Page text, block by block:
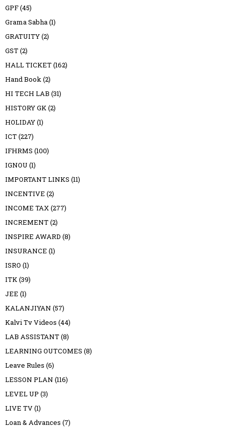
GPF(45)
Grama Sabha(1)
GRATUITY(2)
GST(2)
HALL TICKET(162)
Hand Book(2)
HI TECH LAB (31)
HISTORY GK(2)
HOLIDAY(1)
ICT(227)
IFHRMS (100)
IGNOU (1)
IMPORTANT LINKS (11)
INCENTIVE (2)
INCOME TAX(277)
INCREMENT(2)
INSPIRE AWARD (8)
INSURANCE (1)
ISRO (1)
ITK(39)
JEE (1)
KALANJIYAN (57)
Kalvi Tv Videos (44)
LAB ASSISTANT(8)
LEARNING OUTCOMES (8)
Leave Rules (6)
LESSON PLAN (116)
LEVEL UP (3)
LIVE TV(1)
Loan & Advances (7)